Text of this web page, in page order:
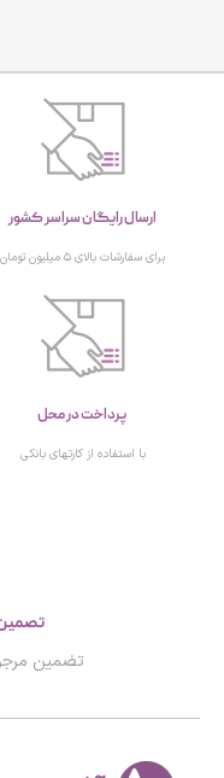
ارسال رایگان سراسر کشور
برای سفارشات بالای ۵ میلیون تومان
پرداخت در محل
با استفاده از کارتهای بانکی
تضمین